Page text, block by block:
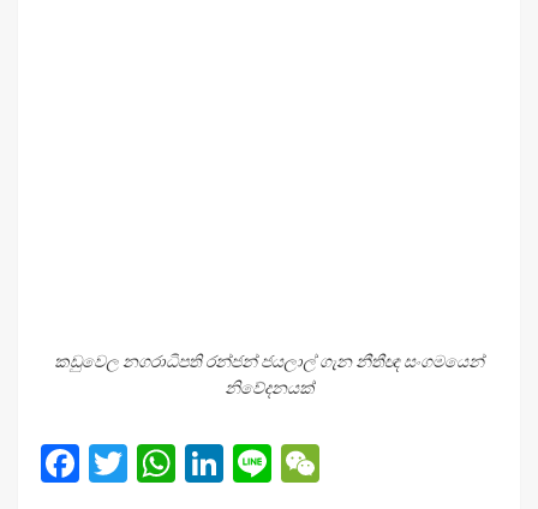
කඩුවෙල නගරාධිපති රන්ජන් ජයලාල් ගැන නීතීඥ සංගමයෙන්
නිවේදනයක්
Facebook
Twitter
WhatsApp
LinkedIn
Line